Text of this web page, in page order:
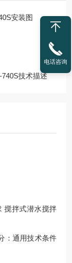
安装图
技术描述
搅拌式潜水搅拌
：通用技术条件
电话咨询